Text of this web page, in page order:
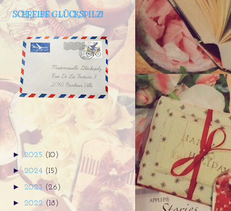
SCHREIBE GLÜCKSPILZ!
► 2025 (10)
►2024 (15)
► 2023 (26)
► 2022 (18)